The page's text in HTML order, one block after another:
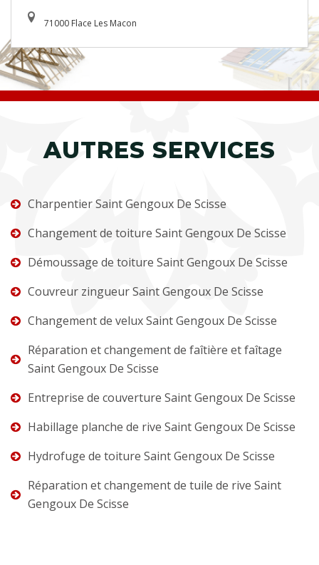
71000 Flace Les Macon
AUTRES SERVICES
Charpentier Saint Gengoux De Scisse
Changement de toiture Saint Gengoux De Scisse
Démoussage de toiture Saint Gengoux De Scisse
Couvreur zingueur Saint Gengoux De Scisse
Changement de velux Saint Gengoux De Scisse
Réparation et changement de faîtière et faîtage
Saint Gengoux De Scisse
Entreprise de couverture Saint Gengoux De Scisse
Habillage planche de rive Saint Gengoux De Scisse
Hydrofuge de toiture Saint Gengoux De Scisse
Réparation et changement de tuile de rive Saint
Gengoux De Scisse